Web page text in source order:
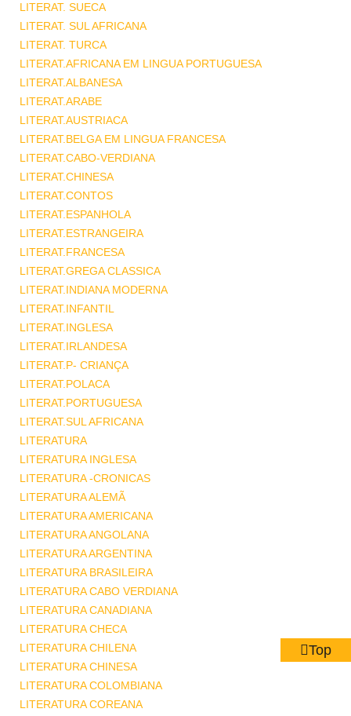
LITERAT. SUECA
LITERAT. SUL AFRICANA
LITERAT. TURCA
LITERAT.AFRICANA EM LINGUA PORTUGUESA
LITERAT.ALBANESA
LITERAT.ARABE
LITERAT.AUSTRIACA
LITERAT.BELGA EM LINGUA FRANCESA
LITERAT.CABO-VERDIANA
LITERAT.CHINESA
LITERAT.CONTOS
LITERAT.ESPANHOLA
LITERAT.ESTRANGEIRA
LITERAT.FRANCESA
LITERAT.GREGA CLASSICA
LITERAT.INDIANA MODERNA
LITERAT.INFANTIL
LITERAT.INGLESA
LITERAT.IRLANDESA
LITERAT.P- CRIANÇA
LITERAT.POLACA
LITERAT.PORTUGUESA
LITERAT.SUL AFRICANA
LITERATURA
LITERATURA INGLESA
LITERATURA -CRONICAS
LITERATURA ALEMÃ
LITERATURA AMERICANA
LITERATURA ANGOLANA
LITERATURA ARGENTINA
LITERATURA BRASILEIRA
LITERATURA CABO VERDIANA
LITERATURA CANADIANA
LITERATURA CHECA
LITERATURA CHILENA
LITERATURA CHINESA
LITERATURA COLOMBIANA
LITERATURA COREANA
Top